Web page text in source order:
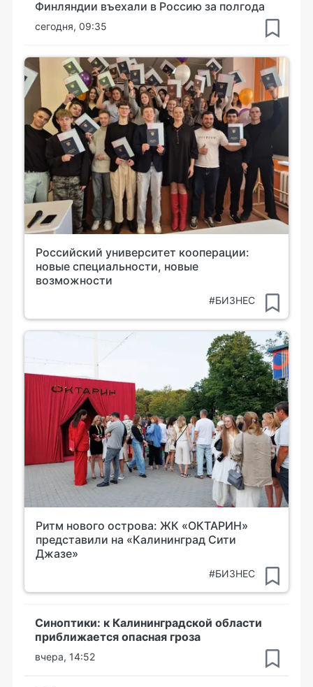
Финляндии въехали в Россию за полгода
сегодня, 09:35
Российский университет кооперации:
новые специальности, новые
возможности
#БИЗНЕС
Ритм нового острова: ЖК «ОКТАРИН»
представили на «Калининград Сити
Джазе»
#БИЗНЕС
Синоптики: к Калининградской области
приближается опасная гроза
вчера, 14:52